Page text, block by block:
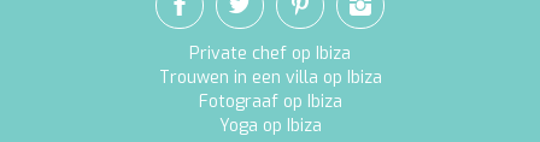
Private chef op Ibiza
Trouwen in een villa op Ibiza
Fotograaf op Ibiza
Yoga op Ibiza